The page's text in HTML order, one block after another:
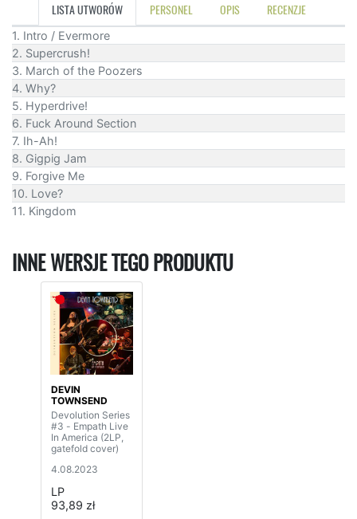
LISTA UTWORÓW PERSONEL OPIS RECENZJE
1. Intro / Evermore
2. Supercrush!
3. March of the Poozers
4. Why?
5. Hyperdrive!
6. Fuck Around Section
7. Ih-Ah!
8. Gigpig Jam
9. Forgive Me
10. Love?
11. Kingdom
INNE WERSJE TEGO PRODUKTU
DEVIN
TOWNSEND
Devolution Series
#3 - Empath Live
In America (2LP,
gatefold cover)
4.08.2023
LP
93,89 zł